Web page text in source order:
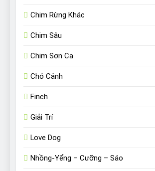
Chim Rừng Khác
Chim Sâu
Chim Sơn Ca
Chó Cảnh
Finch
Giải Trí
Love Dog
Nhồng-Yểng – Cưỡng – Sáo